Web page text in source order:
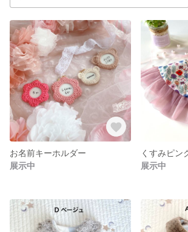
お名前キーホルダー
展示中
くすみピン
展示中